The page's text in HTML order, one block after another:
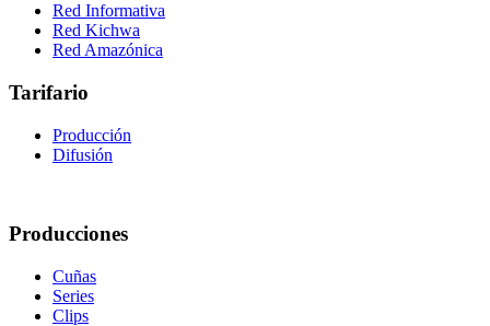
Red Informativa
Red Kichwa
Red Amazónica
Tarifario
Producción
Difusión
Producciones
Cuñas
Series
Clips